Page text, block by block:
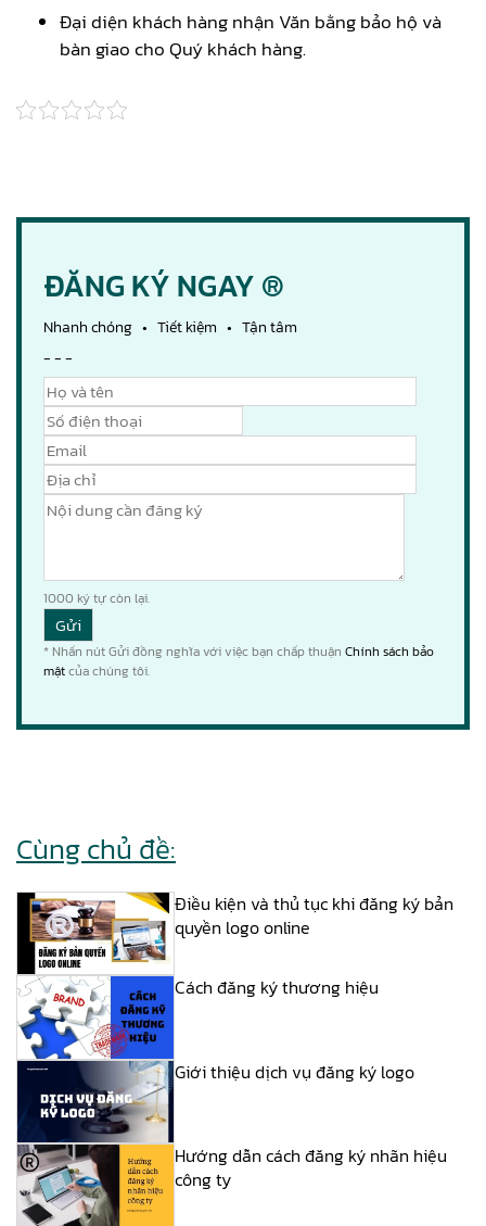
Đại diện khách hàng nhận Văn bằng bảo hộ và
bàn giao cho Quý khách hàng.
ĐĂNG KÝ NGAY ®
Nhanh chóng • Tiết kiệm • Tận tâm
- - -
1000 ký tự còn lại.
* Nhấn nút Gửi đồng nghĩa với việc bạn chấp thuận Chính sách bảo
mậtcủa chúng tôi.
Cùng chủ đề:
Điều kiện và thủ tục khi đăng ký bản
quyền logo online
Cách đăng ký thương hiệu
Giới thiệu dịch vụ đăng ký logo
Hướng dẫn cách đăng ký nhãn hiệu
công ty